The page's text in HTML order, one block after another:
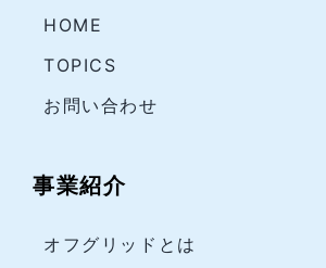
HOME
TOPICS
お問い合わせ
事業紹介
オフグリッドとは